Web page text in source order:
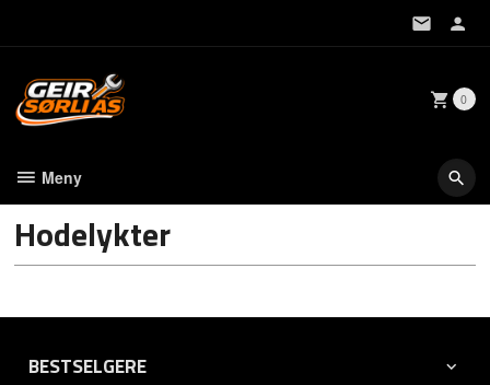
0
Meny
Hodelykter
BESTSELGERE